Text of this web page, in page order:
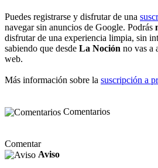
Puedes registrarse y disfrutar de una
navegar sin anuncios de Google. Podrás
disfrutar de una experiencia limpia, sin
sabiendo que desde La Noción no vas a
web.
Más información sobre la suscripción a
Comentarios
Comentar
Aviso